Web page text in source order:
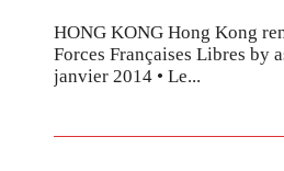
HONG KONG Hong Kong
Forces Françaises Libres by
janvier 2014 • Le...